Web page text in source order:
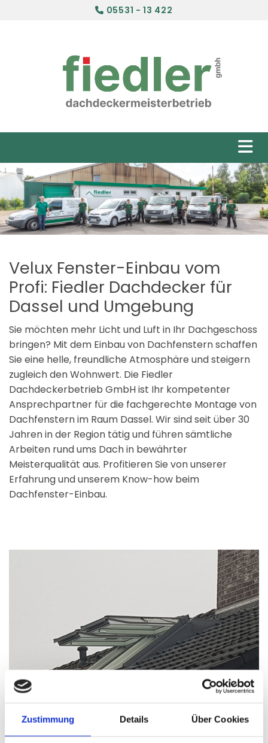
Zustimmung Details Über Cookies
 05531 - 13 422
Velux Fenster-Einbau vom
Profi: Fiedler Dachdecker für
Dassel und Umgebung
Sie möchten mehr Licht und Luft in Ihr Dachgeschoss
bringen? Mit dem Einbau von Dachfenstern schaffen
Sie eine helle, freundliche Atmosphäre und steigern
zugleich den Wohnwert. Die Fiedler
Dachdeckerbetrieb GmbH ist Ihr kompetenter
Ansprechpartner für die fachgerechte Montage von
Dachfenstern im Raum Dassel. Wir sind seit über 30
Jahren in der Region tätig und führen sämtliche
Arbeiten rund ums Dach in bewährter
Meisterqualität aus. Profitieren Sie von unserer
Erfahrung und unserem Know-how beim
Dachfenster-Einbau.